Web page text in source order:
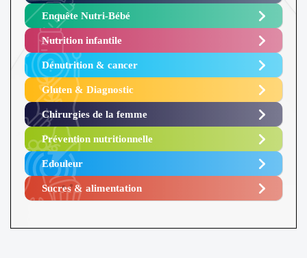
Enquête Nutri-Bébé ​
Nutrition infantile
Dénutrition & cancer
Gluten & Diagnostic
Chirurgies de la femme
Prévention nutritionnelle
Edouleur​
Sucres & alimentation​